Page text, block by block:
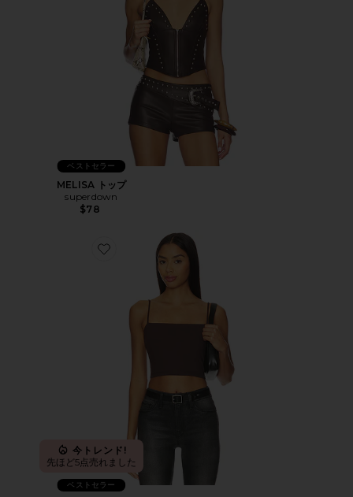
ベストセラー
MELISA トップ
superdown
$78
Favorite ESSENTIAL タンクトップ
今トレンド!
先ほど5点売れました
ベストセラー